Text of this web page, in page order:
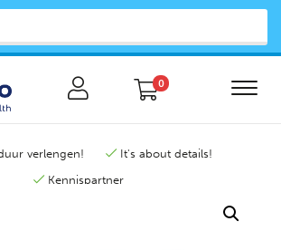
0
verlengen!
It's about details!
Kennispartner